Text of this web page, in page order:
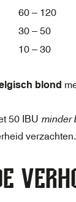
60 – 120
30 – 50
10 – 30
blond
50 IBU minder
verzachten.